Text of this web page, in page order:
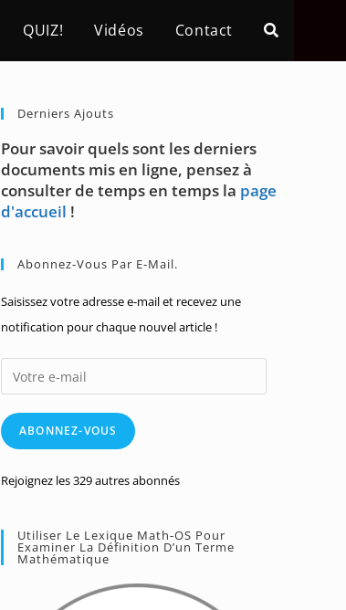
QUIZ! Vidéos Contact
Derniers Ajouts
Pour savoir quels sont les derniers
documents mis en ligne, pensez à
consulter de temps en temps la page
d'accueil !
Abonnez-Vous Par E-Mail.
Saisissez votre adresse e-mail et recevez une
notification pour chaque nouvel article !
Votre
e-
mailABONNEZ-VOUS
Rejoignez les 329 autres abonnés
Utiliser Le Lexique Math-OS Pour
Examiner La Définition D’un Terme
Mathématique